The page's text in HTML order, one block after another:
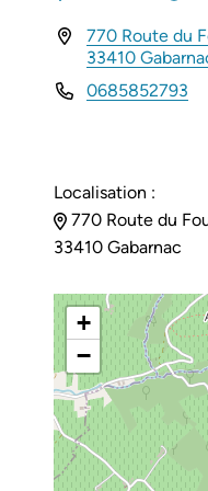
INFOS UTILES
770 Route du
33410
0685852793
Localisation :
770 Route du
33410 Gabarnac
+
−